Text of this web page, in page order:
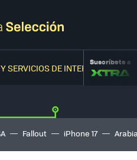
SERVICIOS DE INTERNETSuscríbete a
Fallout iPhone 17